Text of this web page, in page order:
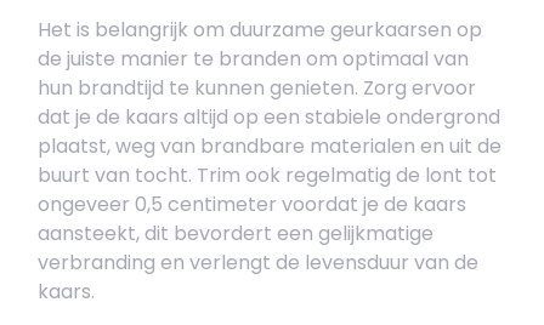
Het is belangrijk om duurzame geurkaarsen op
de juiste manier te branden om optimaal van
hun brandtijd te kunnen genieten. Zorg ervoor
dat je de kaars altijd op een stabiele ondergrond
plaatst, weg van brandbare materialen en uit de
buurt van tocht. Trim ook regelmatig de lont tot
ongeveer 0,5 centimeter voordat je de kaars
aansteekt, dit bevordert een gelijkmatige
verbranding en verlengt de levensduur van de
kaars.